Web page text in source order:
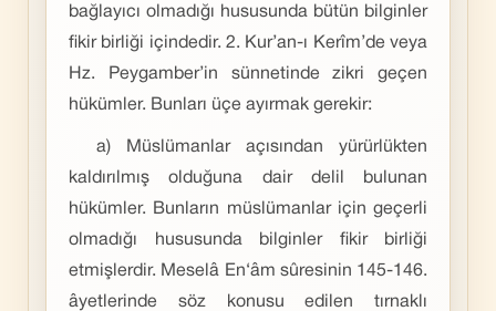
bağlayıcı olmadığı hususunda bütün bilginler
fikir birliği içindedir. 2. Kur’an-ı Kerîm’de veya
Hz. Peygamber’in sünnetinde zikri geçen
hükümler. Bunları üçe ayırmak gerekir:
a) Müslümanlar açısından yürürlükten
kaldırılmış olduğuna dair delil bulunan
hükümler. Bunların müslümanlar için geçerli
olmadığı hususunda bilginler fikir birliği
etmişlerdir. Meselâ En‘âm sûresinin 145-146.
âyetlerinde söz konusu edilen tırnaklı